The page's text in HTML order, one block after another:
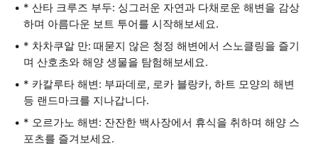
* 산타 크루즈 부두: 싱그러운 자연과 다채로운 해변을 감상
하며 아름다운 보트 투어를 시작해보세요.
* 차차쿠알 만: 때묻지 않은 청정 해변에서 스노클링을 즐기
며 산호초와 해양 생물을 탐험해보세요.
* 카칼루타 해변: 부파데로, 로카 블랑카, 하트 모양의 해변
등 랜드마크를 지나갑니다.
* 오르가노 해변: 잔잔한 백사장에서 휴식을 취하며 해양 스
포츠를 즐겨보세요.